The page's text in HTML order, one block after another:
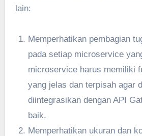
lain:
Memperhatikan pembagian
pada setiap microservice
microservice harus memiliki
yang jelas dan terpisah agar
diintegrasikan dengan API
baik.
Memperhatikan ukuran dan